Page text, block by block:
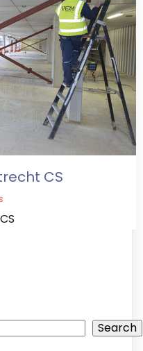
CS
Search